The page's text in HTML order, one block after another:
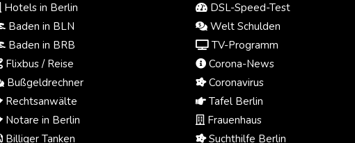
Hotels in Berlin
Baden in BLN
Baden in BRB
Flixbus / Reise
Bußgeldrechner
Rechtsanwälte
Notare in Berlin
Billiger Tanken
DSL-Speed-Test
Welt Schulden
TV-Programm
Corona-News
Coronavirus
Tafel Berlin
Frauenhaus
Suchthilfe Berlin